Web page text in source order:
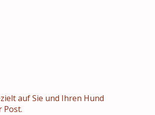
auf Sie und Ihren Hund
Post.